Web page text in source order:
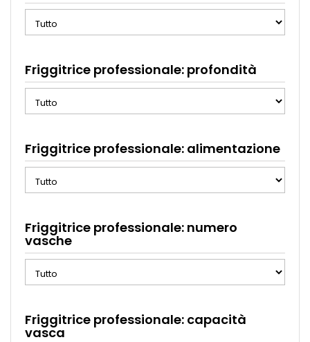
Friggitrice professionale: profondità
Friggitrice professionale: alimentazione
Friggitrice professionale: numero
vasche
Friggitrice professionale: capacità
vasca